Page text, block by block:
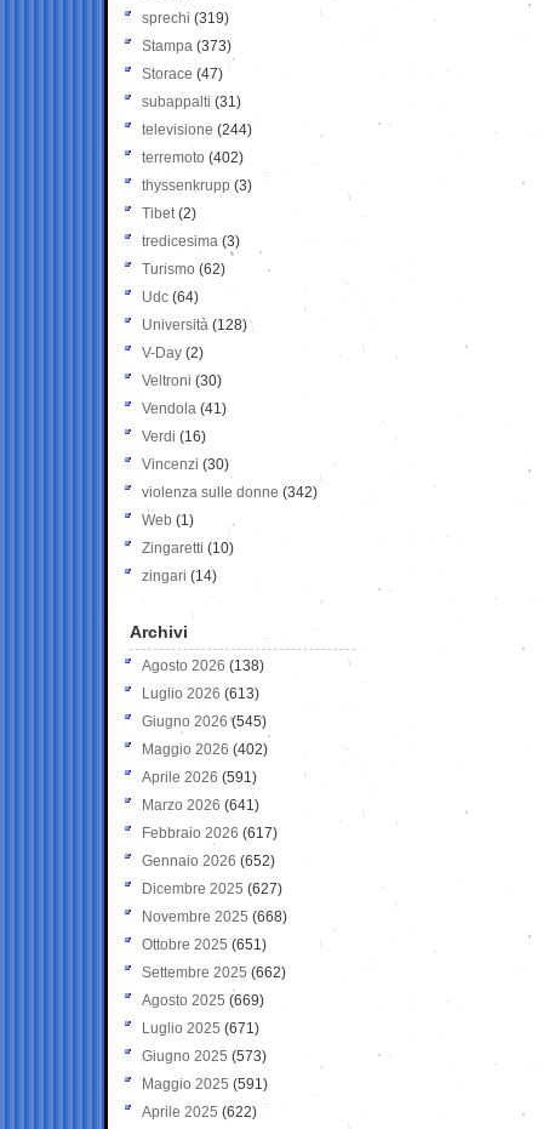
sprechi (319)
Stampa (373)
Storace (47)
subappalti (31)
televisione(244)
terremoto (402)
thyssenkrupp (3)
Tibet(2)
tredicesima (3)
Turismo (62)
Udc (64)
Università (128)
V-Day (2)
Veltroni (30)
Vendola (41)
Verdi (16)
Vincenzi (30)
violenza sulle donne (342)
Web (1)
Zingaretti (10)
zingari (14)
Archivi
Agosto 2026 (138)
Luglio 2026 (613)
Giugno 2026 (545)
Maggio 2026 (402)
Aprile 2026 (591)
Marzo 2026 (641)
Febbraio 2026 (617)
Gennaio 2026 (652)
Dicembre 2025 (627)
Novembre 2025 (668)
Ottobre 2025 (651)
Settembre 2025 (662)
Agosto 2025 (669)
Luglio 2025 (671)
Giugno 2025 (573)
Maggio 2025 (591)
Aprile 2025 (622)